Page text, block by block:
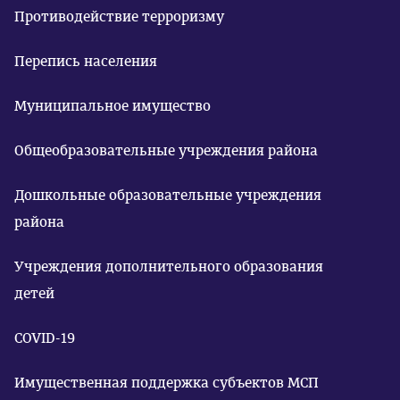
Противодействие терроризму
Перепись населения
Муниципальное имущество
Общеобразовательные учреждения района
Дошкольные образовательные учреждения
района
Учреждения дополнительного образования
детей
COVID-19
Имущественная поддержка субъектов МСП